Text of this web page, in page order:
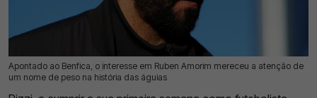
Apontado ao Benfica, o interesse em Ruben Amorim mereceu a atenção de
um nome de peso na história das águias
20 Mai 2026 | 13:26 | 0